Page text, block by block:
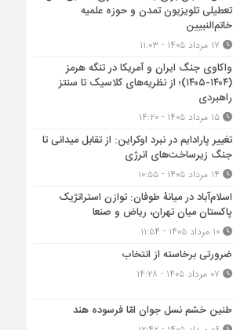
تعطیلی تلویزیون تمدن و حوزه علمیه
خاتم‌النبیین
واکاوی جنگ ایران و آمریکا در تنگه هرمز
(۱۴۰۴-۱۴۰۵)؛ از نظریه‌های کلاسیک تا سنتز
راهبردی
۱۵ مرداد ۱۴۰۵ - ۱۴:۲۰
تغییر پارادایم در نبرد اوکراین: از تقابل میدانی تا
جنگ زیرساخت‌های انرژی
اسلام‌آباد در میانۀ طوفان: توازن استراتژیک
پاکستان میان تهران، ریاض و صنعا
۱۰ مرداد ۱۴۰۵ - ۱۱:۵۴
ضرورتی برخاسته از انتخاب
طنین خشم نسل جوان امّا فرسوده هند